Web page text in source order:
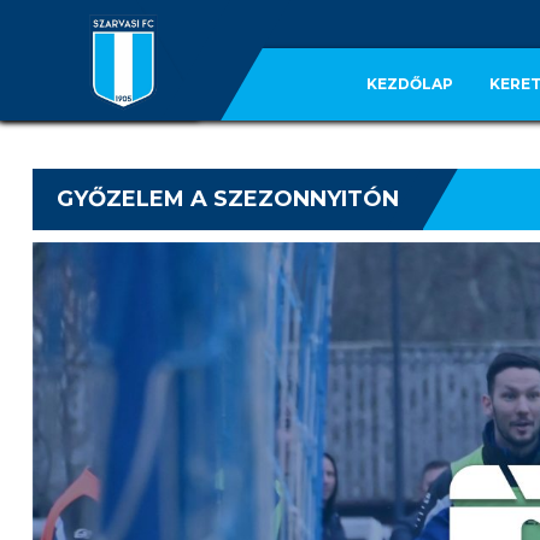
KEZDŐLAP
GYŐZELEM A SZEZONNYITÓN